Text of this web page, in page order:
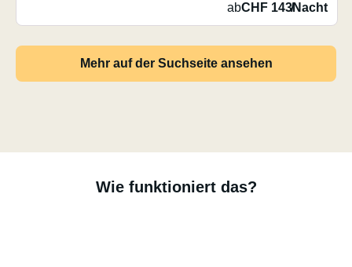
abCHF 143/Nacht
Mehr auf der Suchseite ansehen
Wie funktioniert das?